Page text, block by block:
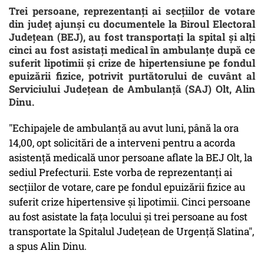
Trei persoane, reprezentanţi ai secţiilor de votare
din judeţ ajunşi cu documentele la Biroul Electoral
Judeţean (BEJ), au fost transportaţi la spital şi alţi
cinci au fost asistaţi medical în ambulanţe după ce
suferit lipotimii şi crize de hipertensiune pe fondul
epuizării fizice, potrivit purtătorului de cuvânt al
Serviciului Judeţean de Ambulanţă (SAJ) Olt, Alin
Dinu.
"Echipajele de ambulanţă au avut luni, până la ora
14,00, opt solicitări de a interveni pentru a acorda
asistenţă medicală unor persoane aflate la BEJ Olt, la
sediul Prefecturii. Este vorba de reprezentanţi ai
secţiilor de votare, care pe fondul epuizării fizice au
suferit crize hipertensive şi lipotimii. Cinci persoane
au fost asistate la faţa locului şi trei persoane au fost
transportate la Spitalul Judeţean de Urgenţă Slatina",
a spus Alin Dinu.